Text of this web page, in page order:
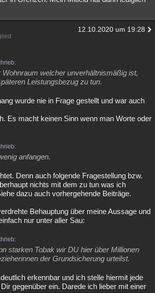
12.10.2020 um 19:28
Wohnraum welcher unverhältnismäßig ist,
Leistungsbezug zu tun.
wurde nie in Frage gestellt und war auch
Es macht keinen Sinn wenn man Worte oder
anfangen.
Denn auch folgende Fragestellung bzw.
nichts mit dem zu tun was ich
dazu auch vorhergehende Beiträge.
Behauptung über meine Aussage und
nur unter aller Sau:
starken Tobak wir DU hier über Millionen
der Grundsicherung urteilst.
erkennbar und ich stelle hiermit jede
gegenüber ein. Darede ich lieber mit einer